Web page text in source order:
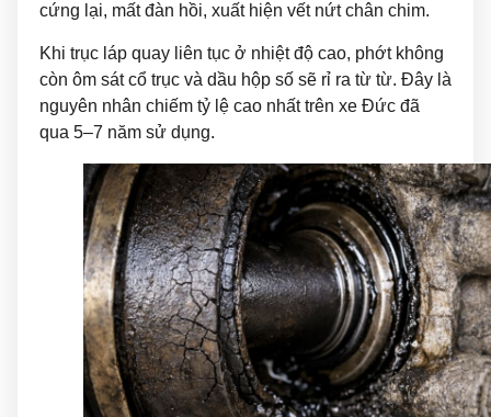
cứng lại, mất đàn hồi, xuất hiện vết nứt chân chim.
Khi trục láp quay liên tục ở nhiệt độ cao, phớt không
còn ôm sát cổ trục và dầu hộp số sẽ rỉ ra từ từ. Đây là
nguyên nhân chiếm tỷ lệ cao nhất trên xe Đức đã
qua 5–7 năm sử dụng.